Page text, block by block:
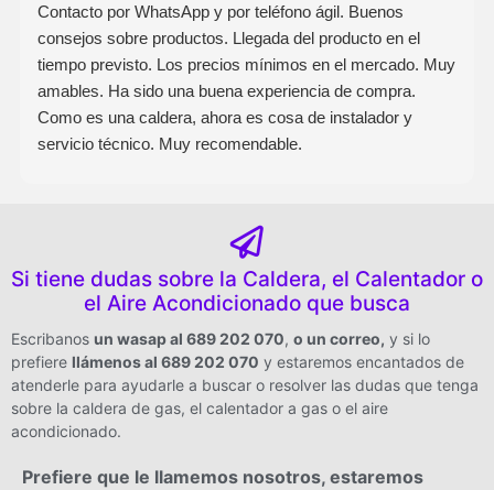
Contacto por WhatsApp y por teléfono ágil. Buenos
consejos sobre productos. Llegada del producto en el
tiempo previsto. Los precios mínimos en el mercado. Muy
amables. Ha sido una buena experiencia de compra.
Como es una caldera, ahora es cosa de instalador y
servicio técnico. Muy recomendable.
Si tiene dudas sobre la Caldera, el Calentador o
el Aire Acondicionado que busca
Escribanos un wasap al 689 202 070, o un correo, y si lo
prefiere llámenos al 689 202 070 y estaremos encantados de
atenderle para ayudarle a buscar o resolver las dudas que tenga
sobre la caldera de gas, el calentador a gas o el aire
acondicionado.
Prefiere que le llamemos nosotros, estaremos